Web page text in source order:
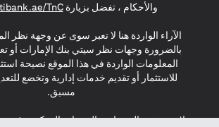
والأحكام ، تفضل بزيارةTnC
الآراء الواردة هنا لا تعبر سوى عن وجهة نظر
بالضرورة وجهات نظر سيتي بنك الإمارات أو
المعلومات الواردة في هذا الموقع نصيحة
للاستثمار أو تقديم خدمات إدارية وتخضع
مسبق.
لا يتم تقديم المنتجات والخدمات المذكورة في